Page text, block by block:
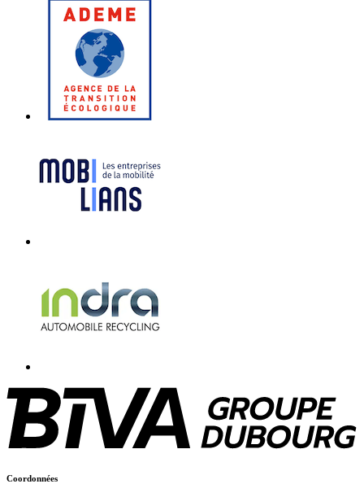
Coordonnées